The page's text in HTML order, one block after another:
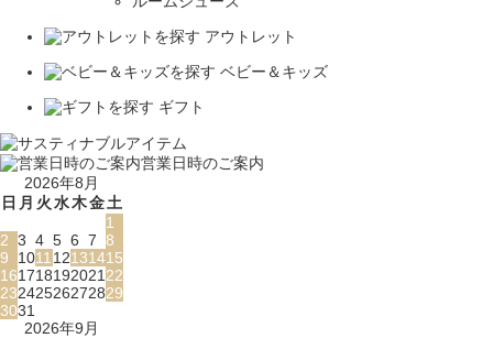
アウトレット
ベビー＆キッズ
ギフト
営業日時のご案内
2026年8月
日 月 火水木金土
1
2 3 4 5 6 7 8
9
1011 12131415
161718192021 22
23242526272829
3031
2026年9月